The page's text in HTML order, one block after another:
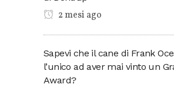
2 mesi ago
Sapevi che il cane di Frank
l’unico ad aver mai vinto un
Award?